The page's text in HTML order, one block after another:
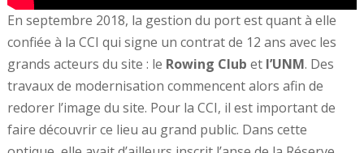
En septembre 2018, la gestion du port est quant à elle
confiée à la CCI qui signe un contrat de 12 ans avec les
grands acteurs du site : le Rowing Club et l’UNM. Des
travaux de modernisation commencent alors afin de
redorer l’image du site. Pour la CCI, il est important de
faire découvrir ce lieu au grand public. Dans cette